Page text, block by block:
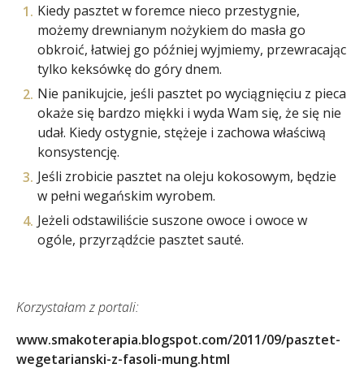
Kiedy pasztet w foremce nieco przestygnie,
możemy drewnianym nożykiem do masła go
obkroić, łatwiej go później wyjmiemy, przewracając
tylko keksówkę do góry dnem.
Nie panikujcie, jeśli pasztet po wyciągnięciu z pieca
okaże się bardzo miękki i wyda Wam się, że się nie
udał. Kiedy ostygnie, stężeje i zachowa właściwą
konsystencję.
Jeśli zrobicie pasztet na oleju kokosowym, będzie
w pełni wegańskim wyrobem.
Jeżeli odstawiliście suszone owoce i owoce w
ogóle, przyrządźcie pasztet sauté.
Korzystałam z portali:
www.smakoterapia.blogspot.com/2011/09/pasztet-
wegetarianski-z-fasoli-mung.html